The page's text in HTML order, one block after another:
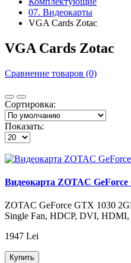
07. Видеокарты
VGA Cards Zotac
VGA Cards Zotac
Сравнение товаров (0)
Сортировка:
Показать:
Видеокарта ZOTAC GeForce
ZOTAC GeForce GTX 1030
Single Fan, HDCP, DVI, HDMI,
1947 Lei
Купить